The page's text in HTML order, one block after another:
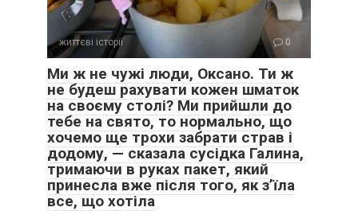
життєві історії 0
Ми ж не чужі люди, Оксано. Ти ж
не будеш рахувати кожен шматок
на своєму столі? Ми прийшли до
тебе на свято, то нормально, що
хочемо ще трохи забрати страв і
додому, — сказала сусідка Галина,
тримаючи в руках пакет, який
принесла вже після того, як з’їла
все, що хотіла